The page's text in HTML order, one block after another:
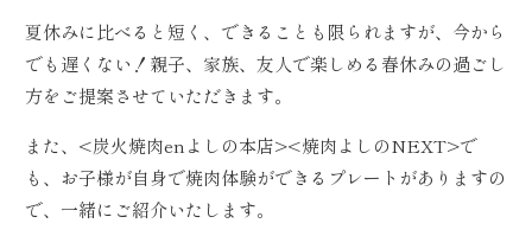
夏休みに比べると短く、できることも限られますが、今から
でも遅くない！親子、家族、友人で楽しめる春休みの過ごし
方をご提案させていただきます。
また、<炭火焼肉enよしの本店><焼肉よしのNEXT>で
も、お子様が自身で焼肉体験ができるプレートがありますの
で、一緒にご紹介いたします。